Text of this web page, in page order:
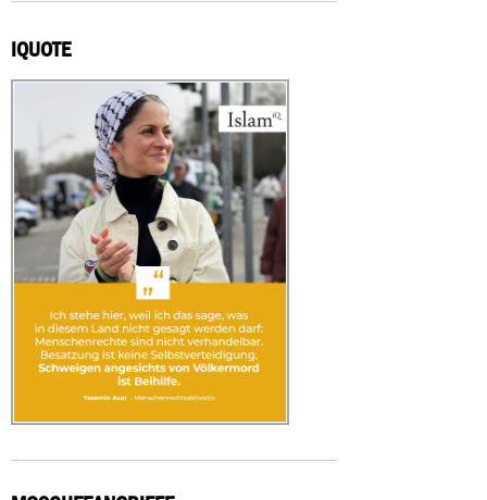
IQUOTE